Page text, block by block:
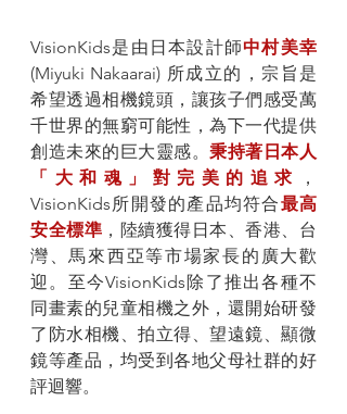
VisionKids是由日本設計師中村美幸
(Miyuki Nakaarai) 所成立的，宗旨是
希望透過相機鏡頭，讓孩子們感受萬
千世界的無窮可能性，為下一代提供
創造未來的巨大靈感。秉持著日本人
「大和魂」對完美的追求
，
VisionKids所開發的產品均符合最高
安全標準 ，陸續獲得日本、香港、台
灣、馬來西亞等市場家長的廣大歡
迎。至今VisionKids除了推出各種不
同畫素的兒童相機之外，還開始研發
了防水相機、拍立得、望遠鏡、顯微
鏡等產品，均受到各地父母社群的好
評迴響。